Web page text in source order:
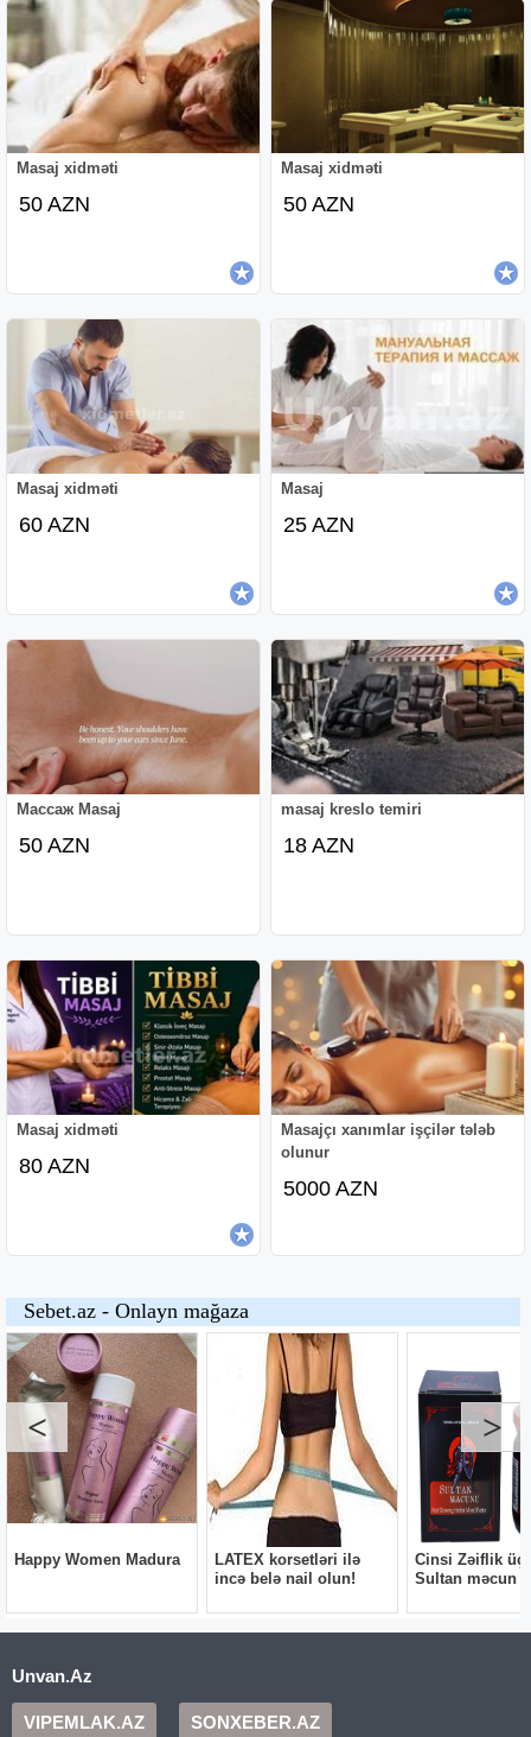
Masaj xidməti
50 AZN
Masaj xidməti
50 AZN
Masaj xidməti
60 AZN
Masaj
25 AZN
Массаж Masaj
50 AZN
masaj kreslo temiri
18 AZN
Masaj xidməti
80 AZN
Masajçı xanımlar işçilər tələb
olunur
5000 AZN
Unvan.Az
VIPEMLAK.AZ SONXEBER.AZ